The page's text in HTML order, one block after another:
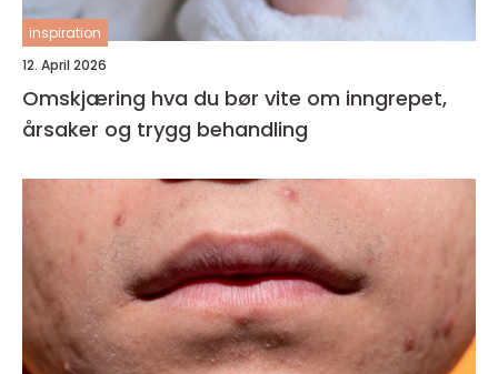
inspiration
12. April 2026
Omskjæring hva du bør vite om inngrepet,
årsaker og trygg behandling